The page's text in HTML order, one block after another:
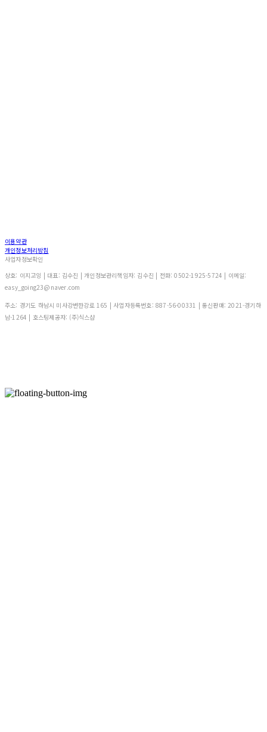
이용약관
개인정보처리방침
사업자정보확인
상호: 이지고잉 | 대표: 김수진 | 개인정보관리책임자: 김수진 | 전화: 0502-1925-5724 | 이메일:
easy_going23@naver.com
주소: 경기도 하남시 미사강변한강로 165 | 사업자등록번호: 887-56-00331 | 통신판매:2021-경기하
남-1264 | 호스팅제공자: (주)식스샵